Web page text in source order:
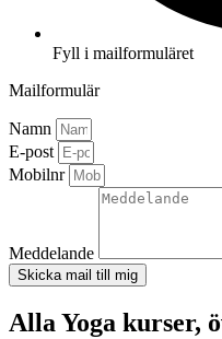
Fyll i mailformuläret
Mailformulär
Namn
E-post
Mobilnr
Meddelande
Skicka mail till mig
Alla Yoga kurser,